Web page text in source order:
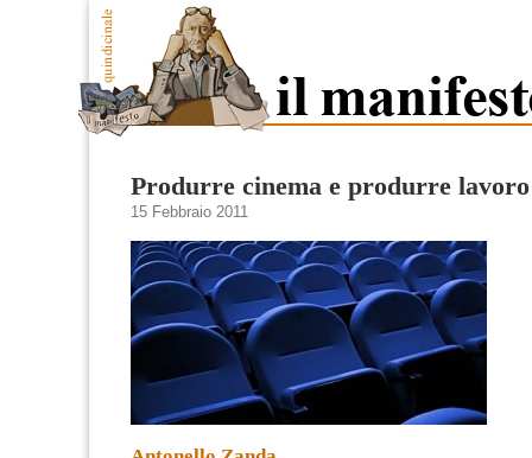
Produrre cinema e produrre lavoro
15 Febbraio 2011